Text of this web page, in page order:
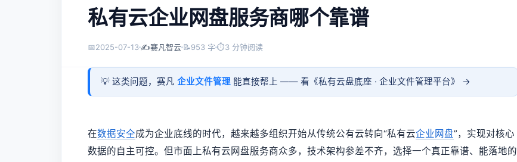
私有云企业网盘服务商哪个靠谱
📅2025-07-13 ✍️赛凡智云 📝953 字 ⏱3 分钟阅读
💡 这类问题，赛凡 企业文件管理 能直接帮上 —— 看《私有云盘底座 · 企业文件管理平台》 →
在数据安全成为企业底线的时代，越来越多组织开始从传统公有云转向“私有云企业网盘”，实现对核心
数据的自主可控。但市面上私有云网盘服务商众多，技术架构参差不齐，选择一个真正靠谱、能落地的